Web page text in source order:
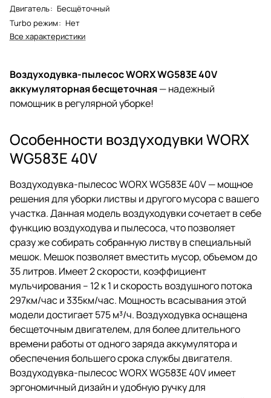
Двигатель: Бесщёточный
Turbo режим: Нет
Все характеристики
Воздуходувка-пылесос WORX WG583E 40V
аккумуляторная бесщеточная— надежный
помощник в регулярной уборке!
Особенности воздуходувки WORX
WG583E 40V
Воздуходувка-пылесос WORX WG583E 40V — мощное
решения для уборки листвы и другого мусора с вашего
участка. Данная модель воздуходувки сочетает в себе
функцию воздуходува и пылесоса, что позволяет
сразу же собирать собранную листву в специальный
мешок. Мешок позволяет вместить мусор, объемом до
35 литров. Имеет 2 скорости, коэффициент
мульчирования – 12 к 1 и скорость воздушного потока
297км/час и 335км/час. Мощность всасывания этой
модели достигает 575 м³/ч. Воздуходувка оснащена
бесщеточным двигателем, для более длительного
времени работы от одного заряда аккумулятора и
обеспечения большего срока службы двигателя.
Воздуходувка-пылесос WORX WG583E 40V имеет
эргономичный дизайн и удобную ручку для